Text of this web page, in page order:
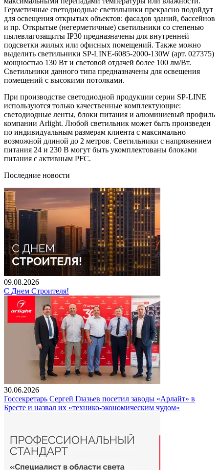
Герметичные светодиодные светильники прекрасно подойдут
для освещения открытых объектов: фасадов зданий, бассейнов
и пр. Открытые (негерметичные) светильники со степенью
пылевлагозащиты IP30 предназначены для внутренней
подсветки жилых или офисных помещений. Также можно
выделить светильники SP-LINE-6085-2000-130W (арт. 027375)
мощностью 130 Вт и световой отдачей более 100 лм/Вт.
Светильники данного типа предназначены для освещения
помещений с высокими потолками.
При производстве светодиодной продукции серии SP-LINE
используются только качественные комплектующие:
светодиодные ленты, блоки питания и алюминиевый профиль
компании Arlight. Любой светильник может быть произведен
по индивидуальным размерам клиента с максимально
возможной длиной до 2 метров. Светильники с напряжением
питания 24 и 230 В могут быть укомплектованы блоками
питания с активным PFC.
Последние новости
09.08.2026
С Днем Строителя!
30.06.2026
Госсекретарь Сергей Глазьев посетил заводы «Арлайт» в
Бресте и назвал их «технико-экономическим чудом»